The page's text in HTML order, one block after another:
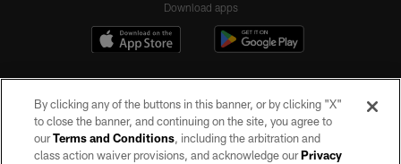
Download apps
By clicking any of the buttons in this banner, or by clicking "X"
to close the banner, and continuing on the site, you agree to
ourTerms and Conditions, including the arbitration and
class action waiver provisions, and acknowledge ourPrivacy